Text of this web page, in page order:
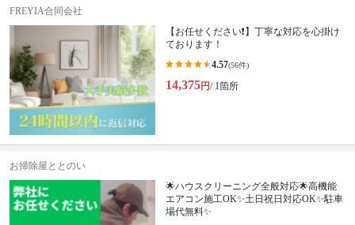
FREYIA合同会社
【お任せください❗️】丁寧な対応を心掛け
ております！
4.57(56件)
14,375円/ 1箇所
お掃除屋ととのい
🌟ハウスクリーニング全般対応🌟高機能
エアコン施工OK✨土日祝日対応OK✨駐車
場代無料✨